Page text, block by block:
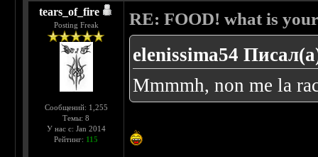
tears_of_fire
Posting Freak
Сообщений: 1,255
Темы: 8
У нас с: Jan 2014
Рейтинг: 115
RE: FOOD! what is
elenissima54
Mmmmh, non me la